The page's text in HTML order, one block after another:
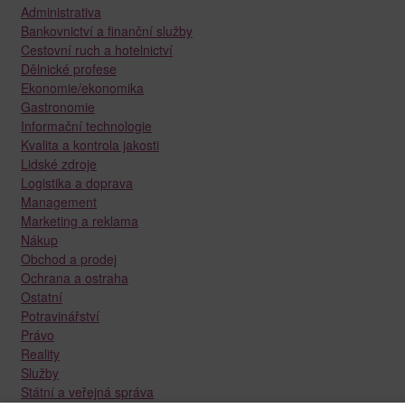
Administrativa
Bankovnictví a finanční služby
Cestovní ruch a hotelnictví
Dělnické profese
Ekonomie/ekonomika
Gastronomie
Informační technologie
Kvalita a kontrola jakosti
Lidské zdroje
Logistika a doprava
Management
Marketing a reklama
Nákup
Obchod a prodej
Ochrana a ostraha
Ostatní
Potravinářství
Právo
Reality
Služby
Státní a veřejná správa